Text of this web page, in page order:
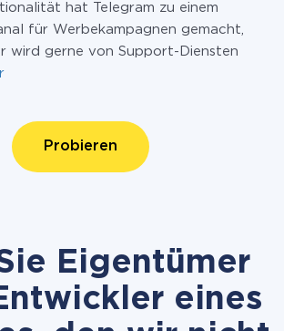
hat Telegram zu einem
für Werbekampagnen gemacht,
wird gerne von Support-Diensten
Probieren
Eigentümer
eines